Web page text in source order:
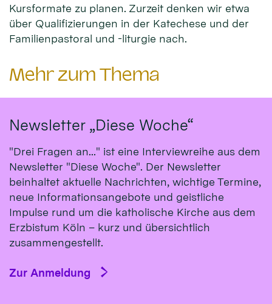
Kursformate zu planen. Zurzeit denken wir etwa
über Qualifizierungen in der Katechese und der
Familienpastoral und -liturgie nach.
Mehr zum Thema
Newsletter „Diese Woche“
"Drei Fragen an..." ist eine Interviewreihe aus dem
Newsletter "Diese Woche". Der Newsletter
beinhaltet aktuelle Nachrichten, wichtige Termine,
neue Informationsangebote und geistliche
Impulse rund um die katholische Kirche aus dem
Erzbistum Köln – kurz und übersichtlich
zusammengestellt.
Zur Anmeldung